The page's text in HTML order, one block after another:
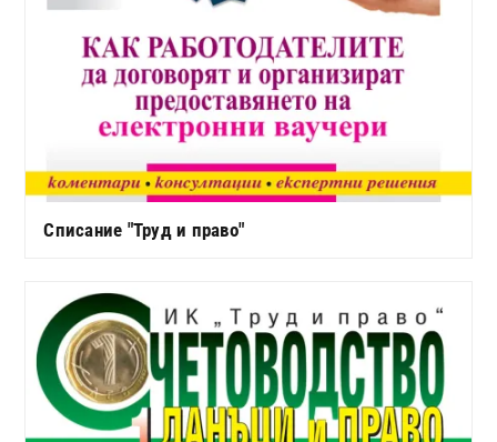
Списание "Труд и право"